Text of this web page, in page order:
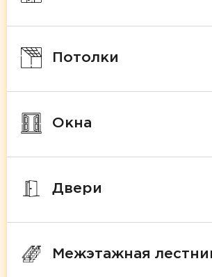
Потолки
Окна
Двери
Межэтажная